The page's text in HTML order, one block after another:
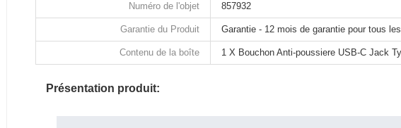
Numéro de l'objet 857932
Garantie du Produit Garantie - 12 mois de garantie pour tous
Contenu de la boîte 1 X Bouchon Anti-poussiere USB-C Jack
Présentation produit: